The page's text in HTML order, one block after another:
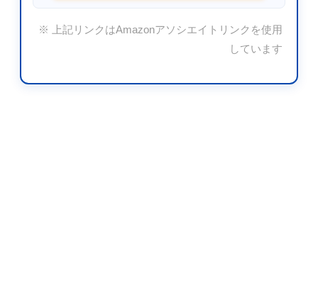
※ 上記リンクはAmazonアソシエイトリンクを使用
しています